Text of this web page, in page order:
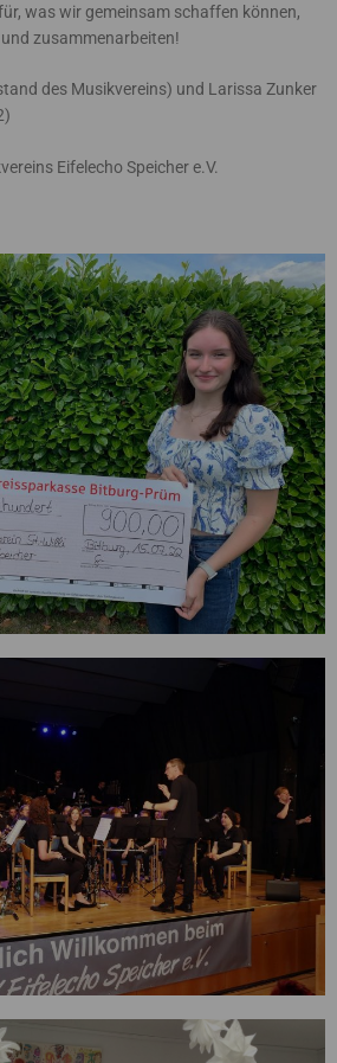
was wir gemeinsam schaffen können,
zusammenarbeiten!
des Musikvereins) und Larissa Zunker
Eifelecho Speicher e.V.